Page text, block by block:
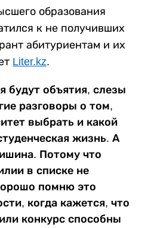
образования
к не получивших
абитуриентам и их
Liter.kz.
будут объятия, слезы
разговоры о том,
выбрать и какой
жизнь. А
Потому что
в списке не
помню это
когда кажется, что
конкурс способны